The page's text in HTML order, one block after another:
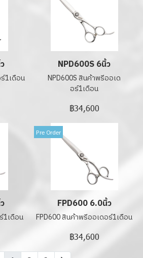
1เดือน
NPD600S 6นิ้ว
NPD600S สินค้าพรีออเด
อร์1เดือน
฿34,600
1เดือน
Pre Order
FPD600 6.0นิ้ว
FPD600 สินค้าพรีออเดอร์1เดือน
฿34,600